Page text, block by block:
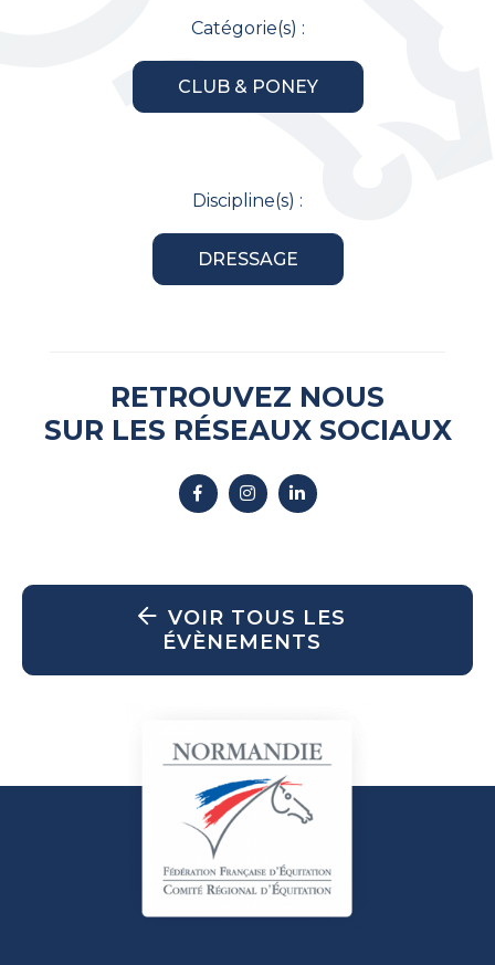
Catégorie(s) :
CLUB & PONEY
Discipline(s) :
DRESSAGE
RETROUVEZ NOUS
SUR LES RÉSEAUX SOCIAUX
VOIR TOUS LES
ÉVÈNEMENTS